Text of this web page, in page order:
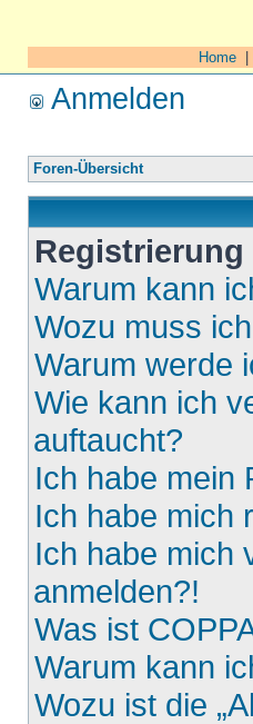
Home
Anmelden
Foren-Übersicht
Warum kann
Wozu muss
Warum werde
Wie kann ich
auftaucht?
Ich habe mein
Ich habe mich
Ich habe mich
anmelden?!
Was ist
Warum kann
Wozu ist die